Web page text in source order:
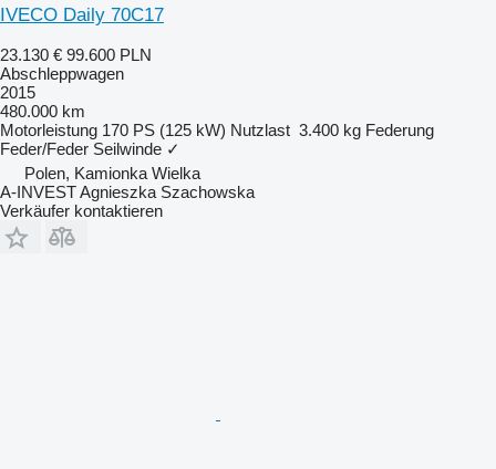
IVECO Daily 70C17
23.130 € 99.600 PLN
Abschleppwagen
2015
480.000 km
Motorleistung 170 PS (125 kW) Nutzlast 3.400 kg Federung
Feder/Feder Seilwinde ✓
Polen, Kamionka Wielka
A-INVEST Agnieszka Szachowska
Verkäufer kontaktieren